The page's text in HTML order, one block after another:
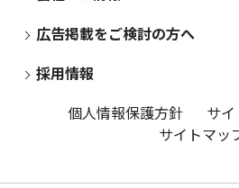
広告掲載をご検討の方へ
採用情報
個人情報保護方針
サ
サイトマッ